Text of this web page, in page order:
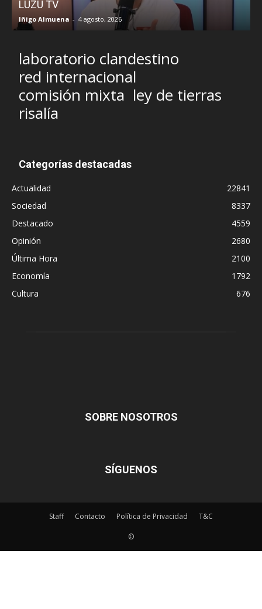
liderazgo del presidente
R.C. Gómez - 2 agosto, 2026
laboratorio clandestino
red internacional
comisión mixta ley de tierras
risalía
Categorías destacadas
Actualidad
22841
Sociedad
8337
Destacado
4559
Opinión
2680
Última Hora
2100
Economía
1792
Cultura
676
SOBRE NOSOTROS
SÍGUENOS
Staff Contacto Política de Privacidad T&C
©